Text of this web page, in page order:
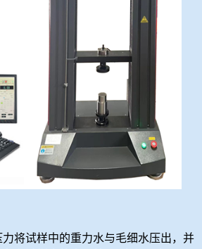
将试样中的重力水与毛细水压出，并